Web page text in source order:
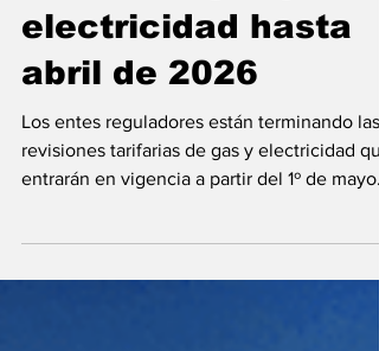
tarifas de gas y
electricidad hasta
abril de 2026
Los entes reguladores están terminando las
revisiones tarifarias de gas y electricidad